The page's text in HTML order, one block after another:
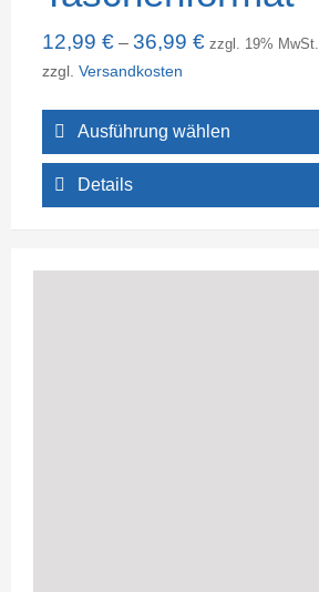
12,99 €– 36,99 € zzgl. 19% MwSt.
zzgl. Versandkosten
Ausführung wählen
Details